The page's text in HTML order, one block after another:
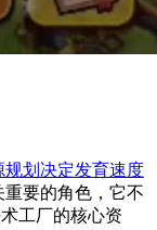
划决定发育速度
要的角色，它不
工厂的核心资